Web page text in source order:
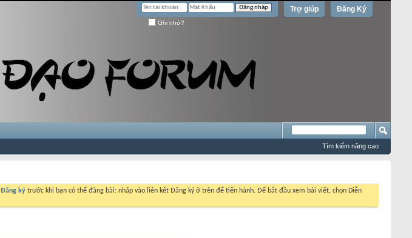
Đăng Ký
Trợ giúp
Ghi nhớ?
Tìm kiếm nâng cao
Đăng ký trước khi bạn có thể đăng bài: nhấp vào liên kết Đăng ký ở trên để tiến hành. Để bắt đầu xem bài viết, chọn Diễn